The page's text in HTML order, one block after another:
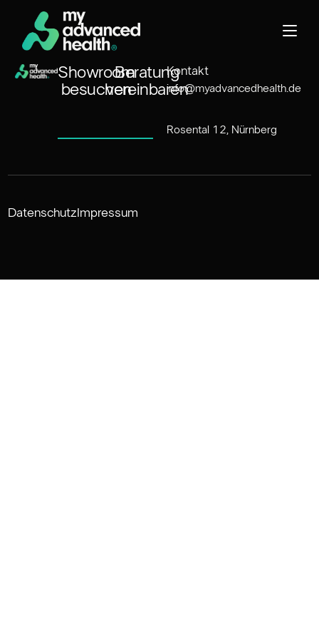
Showroom
besuchen
Beratung
vereinbaren
Kontakt
info@myadvancedhealth.de
Rosental 12, Nürnberg
Datenschutz Impressum